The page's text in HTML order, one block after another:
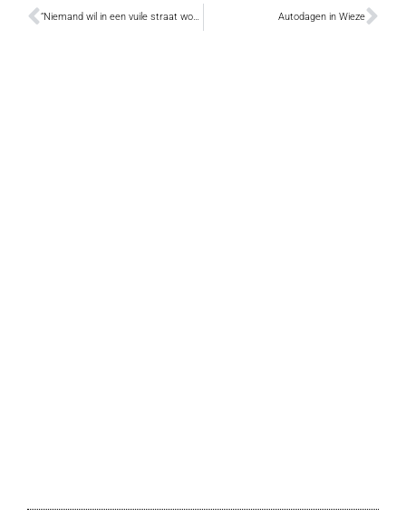
“Niemand wil in een vuile straat wonen” Autodagen in Wieze